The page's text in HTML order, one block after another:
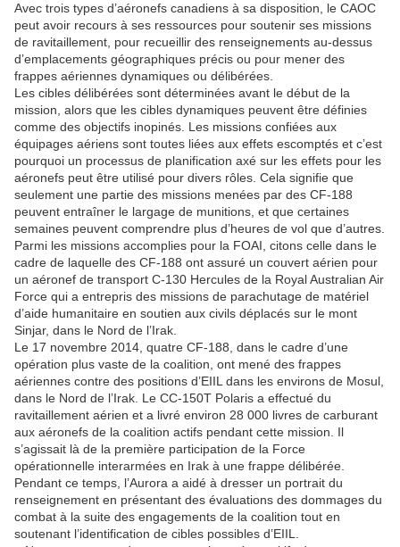
Avec trois types d’aéronefs canadiens à sa disposition, le CAOC
peut avoir recours à ses ressources pour soutenir ses missions
de ravitaillement, pour recueillir des renseignements au‑dessus
d’emplacements géographiques précis ou pour mener des
frappes aériennes dynamiques ou délibérées.
Les cibles délibérées sont déterminées avant le début de la
mission, alors que les cibles dynamiques peuvent être définies
comme des objectifs inopinés. Les missions confiées aux
équipages aériens sont toutes liées aux effets escomptés et c’est
pourquoi un processus de planification axé sur les effets pour les
aéronefs peut être utilisé pour divers rôles. Cela signifie que
seulement une partie des missions menées par des CF-188
peuvent entraîner le largage de munitions, et que certaines
semaines peuvent comprendre plus d’heures de vol que d’autres.
Parmi les missions accomplies pour la FOAI, citons celle dans le
cadre de laquelle des CF-188 ont assuré un couvert aérien pour
un aéronef de transport C-130 Hercules de la Royal Australian Air
Force qui a entrepris des missions de parachutage de matériel
d’aide humanitaire en soutien aux civils déplacés sur le mont
Sinjar, dans le Nord de l’Irak.
Le 17 novembre 2014, quatre CF-188, dans le cadre d’une
opération plus vaste de la coalition, ont mené des frappes
aériennes contre des positions d’EIIL dans les environs de Mosul,
dans le Nord de l’Irak. Le CC-150T Polaris a effectué du
ravitaillement aérien et a livré environ 28 000 livres de carburant
aux aéronefs de la coalition actifs pendant cette mission. Il
s’agissait là de la première participation de la Force
opérationnelle interarmées en Irak à une frappe délibérée.
Pendant ce temps, l’Aurora a aidé à dresser un portrait du
renseignement en présentant des évaluations des dommages du
combat à la suite des engagements de la coalition tout en
soutenant l’identification de cibles possibles d’EIIL.